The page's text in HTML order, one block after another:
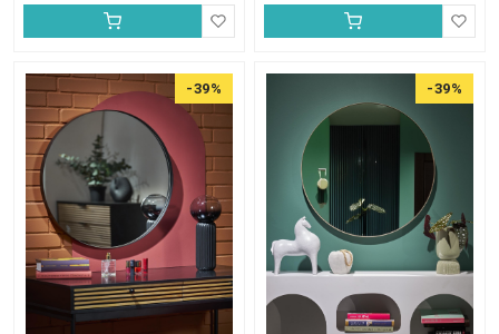
-39% -39%